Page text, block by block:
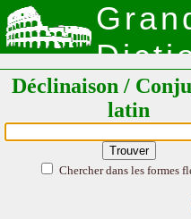
Latin
Déclinaison /
latin
Chercher dans les formes